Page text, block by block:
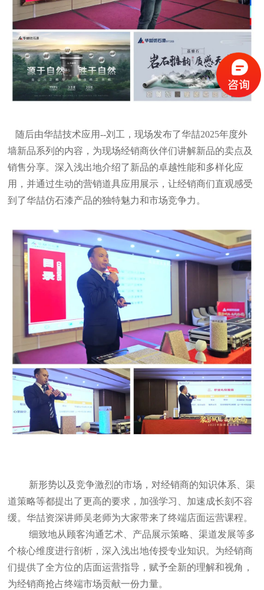
随后由华喆技术应用--刘工，现场发布了华喆2025年度外
墙新品系列的内容，为现场经销商伙伴们讲解新品的卖点及
销售分享。深入浅出地介绍了新品的卓越性能和多样化应
用，并通过生动的营销道具应用展示，让经销商们直观感受
到了华喆仿石漆产品的独特魅力和市场竞争力。
新形势以及竞争激烈的市场，对经销商的知识体系、渠
道策略等都提出了更高的要求，加强学习、加速成长刻不容
缓。华喆资深讲师吴老师为大家带来了终端店面运营课程。
细致地从顾客沟通艺术、产品展示策略、渠道发展等多
个核心维度进行剖析，深入浅出地传授专业知识。为经销商
们提供了全方位的店面运营指导，赋予全新的理解和视角，
为经销商抢占终端市场贡献一份力量。